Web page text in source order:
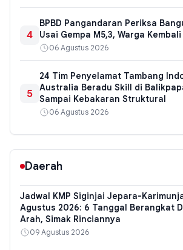
4
BPBD Pangandaran Periksa
Usai Gempa M5,3, Warga
06 Agustus 2026
5
24 Tim Penyelamat Tambang
Australia Beradu Skill di
Sampai Kebakaran Struktural
06 Agustus 2026
Daerah
Jadwal KMP Siginjai Jepara-
Agustus 2026: 6 Tanggal Berangkat
Arah, Simak Rinciannya
09 Agustus 2026